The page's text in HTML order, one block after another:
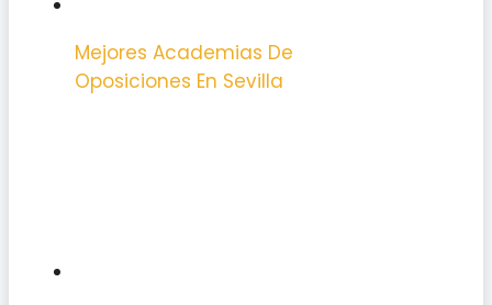
Mejores Academias De
Oposiciones En Sevilla